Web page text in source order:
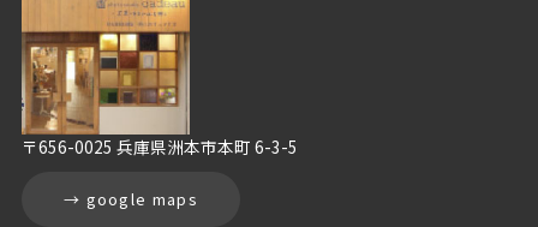
〒656-0025 兵庫県洲本市本町 6-3-5
→ google maps